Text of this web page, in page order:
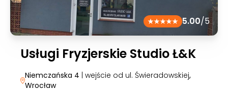
5.00/5
Usługi Fryzjerskie Studio Ł&K
Niemczańska 4 | wejście od ul. Świeradowskiej,
Wrocław